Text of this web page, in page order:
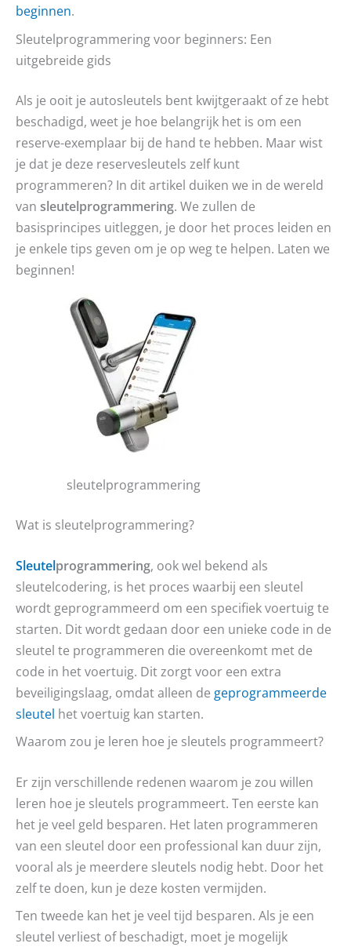
beginnen.
Sleutelprogrammering voor beginners: Een
uitgebreide gids
Als je ooit je autosleutels bent kwijtgeraakt of ze hebt
beschadigd, weet je hoe belangrijk het is om een
reserve-exemplaar bij de hand te hebben. Maar wist
je dat je deze reservesleutels zelf kunt
programmeren? In dit artikel duiken we in de wereld
van sleutelprogrammering. We zullen de
basisprincipes uitleggen, je door het proces leiden en
je enkele tips geven om je op weg te helpen. Laten we
beginnen!
sleutelprogrammering
Wat is sleutelprogrammering?
Sleutelprogrammering, ook wel bekend als
sleutelcodering, is het proces waarbij een sleutel
wordt geprogrammeerd om een specifiek voertuig te
starten. Dit wordt gedaan door een unieke code in de
sleutel te programmeren die overeenkomt met de
code in het voertuig. Dit zorgt voor een extra
beveiligingslaag, omdat alleen de geprogrammeerde
sleutel het voertuig kan starten.
Waarom zou je leren hoe je sleutels programmeert?
Er zijn verschillende redenen waarom je zou willen
leren hoe je sleutels programmeert. Ten eerste kan
het je veel geld besparen. Het laten programmeren
van een sleutel door een professional kan duur zijn,
vooral als je meerdere sleutels nodig hebt. Door het
zelf te doen, kun je deze kosten vermijden.
Ten tweede kan het je veel tijd besparen. Als je een
sleutel verliest of beschadigt, moet je mogelijk